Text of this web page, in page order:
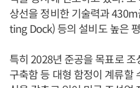
상선을 정비한 기술력과
ting Dock) 등의 설비도 높은
특히 2028년 준공을 목표로
구축함 등 대형 함정이 계류할